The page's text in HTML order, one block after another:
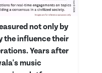
not only by
the influence their
Years after
music